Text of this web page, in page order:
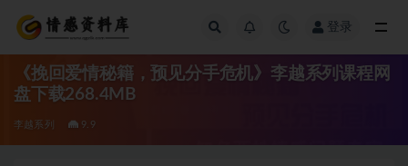
登录
《挽回爱情秘籍，预见分手危机》李越系列课程网
盘下载268.4MB
李越系列 9.9